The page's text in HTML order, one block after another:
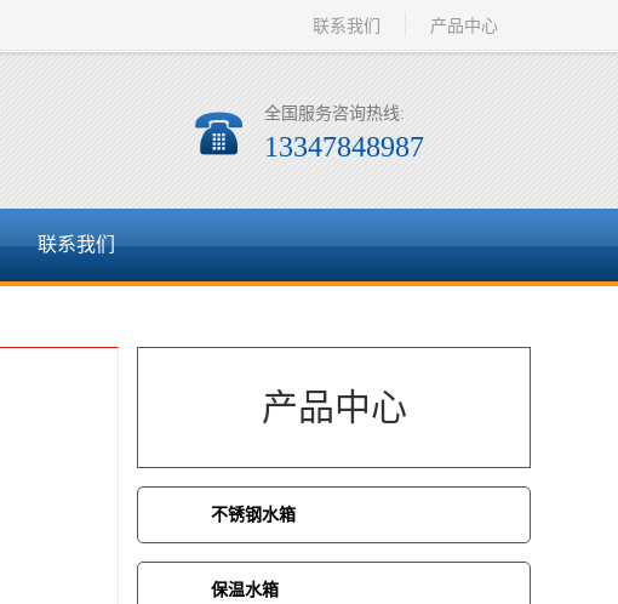
联系我们 产品中心
全国服务咨询热线:
13347848987
联系我们
产品中心
不锈钢水箱
保温水箱